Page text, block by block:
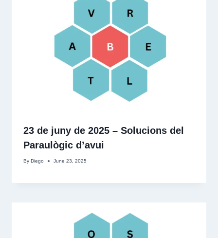
23 de juny de 2025 – Solucions del
Paraulògic d’avui
By Diego June 23, 2025